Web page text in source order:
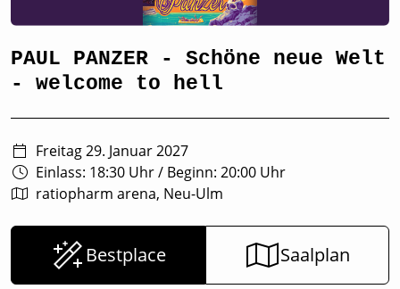
PAUL PANZER - Schöne neue Welt
- welcome to hell
Freitag 29. Januar 2027
Einlass: 18:30 Uhr/ Beginn: 20:00 Uhr
ratiopharm arena, Neu-Ulm
Bestplace Saalplan